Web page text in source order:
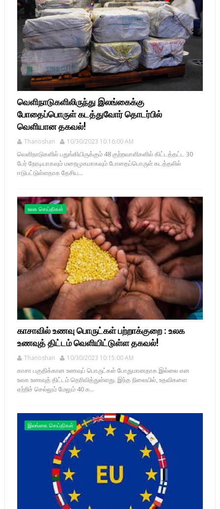
வெளிநாடுகளிலிருந்து இலங்கைக்கு
போதைப்பொருள் கடத்துவோர் தொடர்பில்
வெளியான தகவல்!
Thanoshan 10/30/2023 10:16:00 AM
வெளிநாடுகளில் பதுங்கியிருக்கும் 48 குற்றவாளிகளில் கிட்டத்தட்ட 30
பேர் நேரடியாகவும் மறைமுகமாகவும் போதைப்பொருள் கடத்தலில்
ஈடுபட்டுள்ளதாக தேசிய...
உலக செய்திகள்
காசாவில் உணவு பொருட்கள் பற்றாக்குறை : உலக
உணவுத் திட்டம் வெளியிட்டுள்ள தகவல்!
Thanoshan 10/30/2023 10:15:00 AM
காசா பகுதிக்கான உணவுப் பொருட்கள் போதுமானதாக இல்லை என
உலக உணவுத் திட்டம் தெரிவித்துள்ளது. இந்த நிலையில், உதவிகளை
ஏற்றிச் செல்லும் மேலும் 40 க...
இலங்கை செய்திகள்